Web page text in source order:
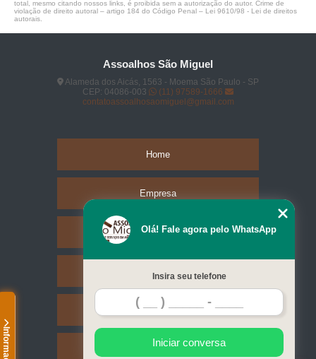
total, mesmo citando nossos links, é proibida sem a autorização do autor. Crime de
violação de direito autoral – artigo 184 do Código Penal – Lei 9610/98 - Lei de direitos
autorais
Assoalhos São Miguel
Alameda dos Aicás, 1563 - Moema São Paulo - SP
CEP: 04086-003
(11) 97589-1666
contatoassoalhosaomiguel@gmail.com
Home
Empresa
Missão
Serviços
Contato
Mapa do site
Olá! Fale agora pelo WhatsApp
Insira seu telefone
Iniciar conversa